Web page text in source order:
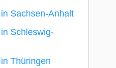
Sachsen-Anhalt
Schleswig-
Thüringen